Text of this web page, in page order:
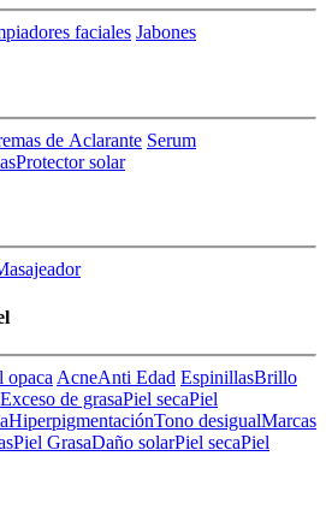
faciales Jabones
de Aclarante Serum
Protector solar
opaca AcneAnti Edad EspinillasBrillo
Exceso de grasaPiel secaPiel
HiperpigmentaciónTono desigualMarcas
Piel GrasaDaño solarPiel secaPiel